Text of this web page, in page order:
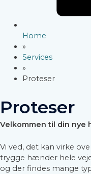
Home
»
Services
»
Proteser
Proteser
Velkommen til din nye
Vi ved, det kan virke
trygge hænder hele
og der findes mange